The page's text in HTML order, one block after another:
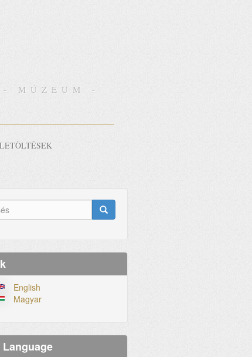
- MÚZEUM -
LETÖLTÉSEK
English
Magyar
Language